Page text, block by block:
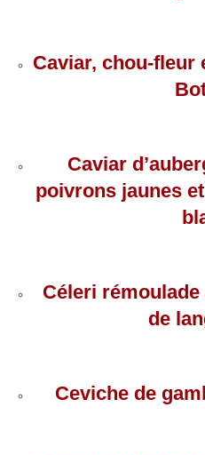
Caviar, chou-fleur
Caviar
poivrons jaunes
Céleri
de
Ceviche de